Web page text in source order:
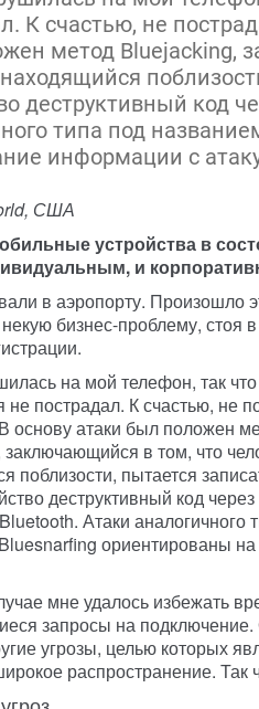
К счастью, не
метод Bluejacking,
деструктивный код
типа под
информации с
США
устройства в
и
в аэропорту. Произошло
бизнес-проблему, стоя
на мой телефон, так что
не пострадал. К счастью, не
основу атаки был положен
в том, что
поблизости, пытается
деструктивный код через
Атаки аналогичного
ориентированы
мне удалось избежать
запросы на подключение.
угрозы, целью которых
распространение. Так